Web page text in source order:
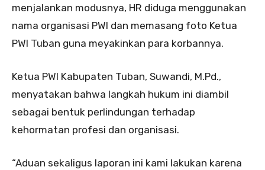
menjalankan modusnya, HR diduga menggunakan
nama organisasi PWI dan memasang foto Ketua
PWI Tuban guna meyakinkan para korbannya.
Ketua PWI Kabupaten Tuban, Suwandi, M.Pd.,
menyatakan bahwa langkah hukum ini diambil
sebagai bentuk perlindungan terhadap
kehormatan profesi dan organisasi.
“Aduan sekaligus laporan ini kami lakukan karena